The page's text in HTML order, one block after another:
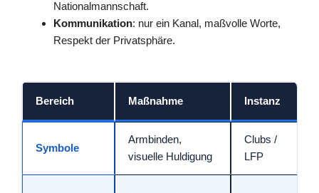
Nationalmannschaft.
Kommunikation: nur ein Kanal, maßvolle Worte,
Respekt der Privatsphäre.
Bereich Maßnahme Instanz
Symbole
Armbinden,
visuelle Huldigung
Clubs /
LFP